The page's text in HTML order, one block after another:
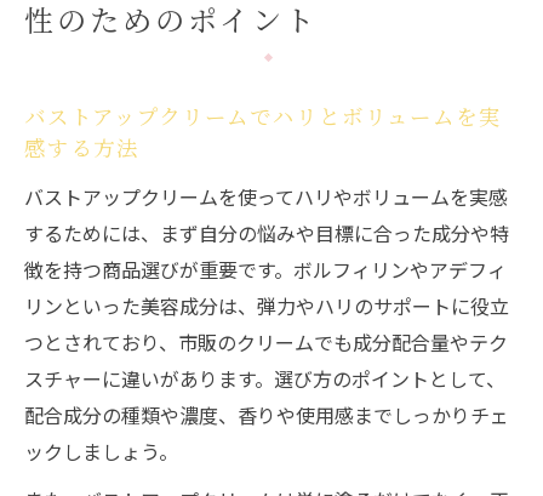
性のためのポイント
バストアップクリームでハリとボリュームを実
感する方法
バストアップクリームを使ってハリやボリュームを実感
するためには、まず自分の悩みや目標に合った成分や特
徴を持つ商品選びが重要です。ボルフィリンやアデフィ
リンといった美容成分は、弾力やハリのサポートに役立
つとされており、市販のクリームでも成分配合量やテク
スチャーに違いがあります。選び方のポイントとして、
配合成分の種類や濃度、香りや使用感までしっかりチェ
ックしましょう。